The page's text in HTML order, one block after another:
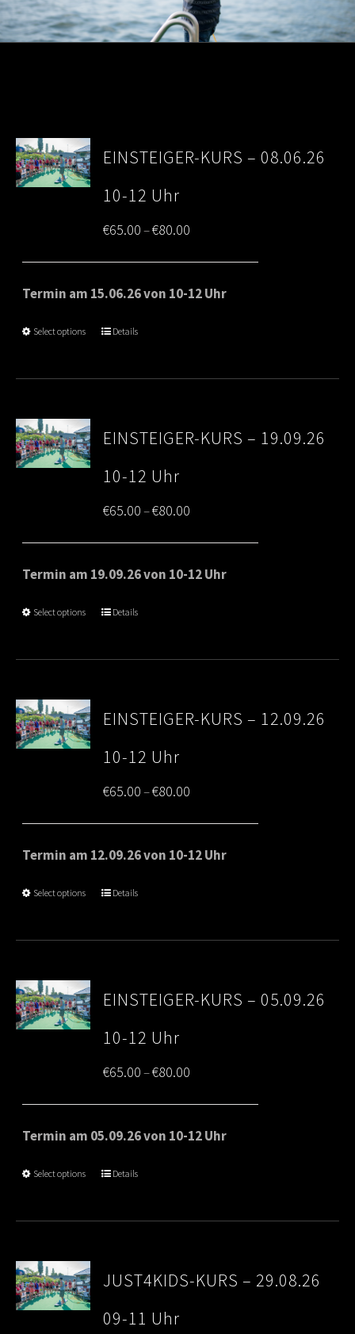
EINSTEIGER-KURS – 08.06.26
10-12 Uhr
€65.00–€80.00
range:
€65.00
Termin am 15.06.26 von 10-12 Uhr
Select options Details
EINSTEIGER-KURS – 19.09.26
10-12 Uhr
€65.00–€80.00
range:
€65.00
Termin am 19.09.26 von 10-12 Uhr
Select options Details
EINSTEIGER-KURS – 12.09.26
10-12 Uhr
€65.00–€80.00
range:
€65.00
Termin am 12.09.26 von 10-12 Uhr
Select options Details
EINSTEIGER-KURS – 05.09.26
10-12 Uhr
€65.00–€80.00
range:
€65.00
Termin am 05.09.26 von 10-12 Uhr
Select options Details
JUST4KIDS-KURS – 29.08.26
09-11 Uhr